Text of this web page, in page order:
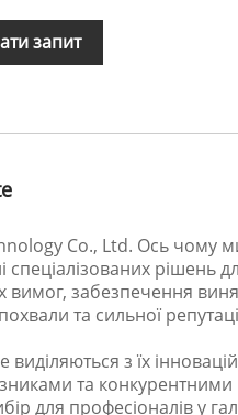
запит
Co., Ltd. Ось чому
рішень
забезпечення
та сильної
виділяються з їх
та конкурентними
для професіоналів у